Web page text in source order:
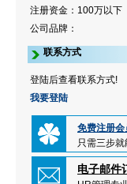
注册资金：100万以下
公司品牌：
联系方式
登陆后查看联系方式!
我要登陆
免费注册会
只需三步
电子邮件